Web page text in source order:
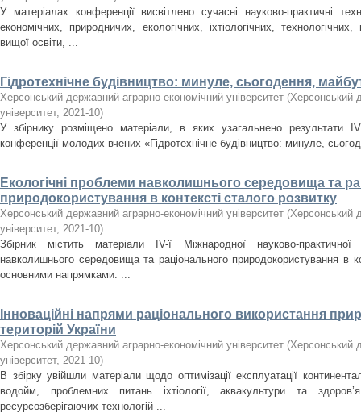
У матеріалах конференції висвітлено сучасні науково-практичні
економічних, природничих, екологічних, іхтіологічних,
вищої освіти, ...
Гідротехнічне будівництво: минуле, сьогодення,
Херсонський державний аграрно-економічний університет (Херсонський
університет, 2021-10)
У збірнику розміщено матеріали, в яких узагальнено результати ІV
конференції молодих вчених «Гідротехнічне будівництво: минуле,
Екологічні проблеми навколишнього середовища та
природокористування в контексті сталого розвитку
Херсонський державний аграрно-економічний університет (Херсонський
університет, 2021-10)
Збірник містить матеріали ІV-ї Міжнародної науково-практичної
навколишнього середовища та раціонального природокористування в
основними напрямками: ...
Інноваційні напрями раціонального використання
територій України
Херсонський державний аграрно-економічний університет (Херсонський
університет, 2021-10)
В збірку увійшли матеріали щодо оптимізації експлуатації
водойм, проблемних питань іхтіології, аквакультури та
ресурсозберігаючих технологій ...